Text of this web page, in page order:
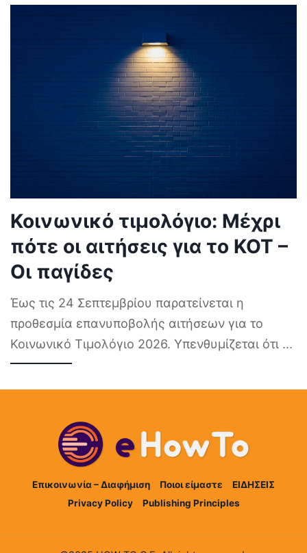
Κοινωνικό τιμολόγιο: Μέχρι
πότε οι αιτήσεις για το ΚΟΤ –
Οι παγίδες
Έως τις 24 Σεπτεμβρίου παρατείνεται η
προθεσμία επανυποβολής αιτήσεων για το
Κοινωνικό Τιμολόγιο 2026. Υπενθυμίζεται ότι ...
Επικοινωνία – Διαφήμιση Ποιοι είμαστε
ΕΙΔΗΣΕΙΣ
Privacy Policy
Publishing Principles